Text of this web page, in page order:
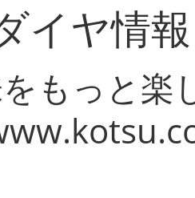
イヤ情
もっと楽